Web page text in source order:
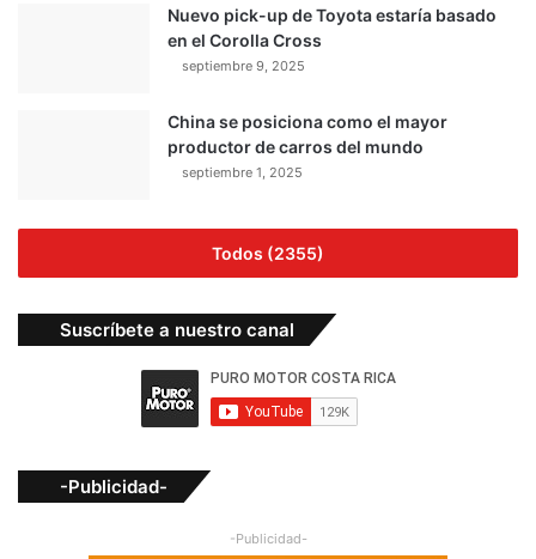
Nuevo pick-up de Toyota estaría basado
en el Corolla Cross
septiembre 9, 2025
China se posiciona como el mayor
productor de carros del mundo
septiembre 1, 2025
Todos (2355)
Suscríbete a nuestro canal
-Publicidad-
-Publicidad-